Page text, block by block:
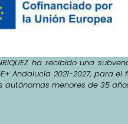
ha recibido una
Andalucía 2021-2027, para
autónomas menores de 35